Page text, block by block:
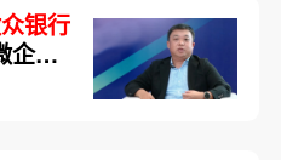
银行
企业